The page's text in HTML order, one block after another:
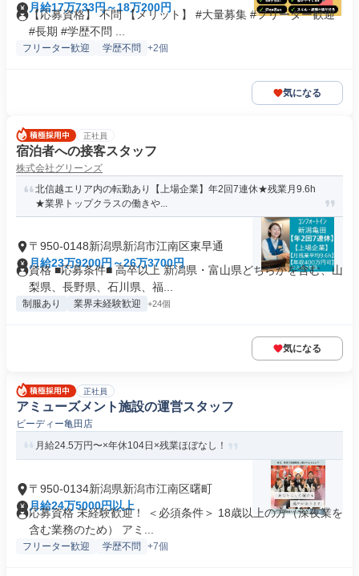
月給17万733円～18万200円
【応募資格】 不問 【メリット】 #大量募集 #フリーター歓迎
#長期 #学歴不問 ...
フリーター歓迎 学歴不問 +2個
気になる
正社員
宿泊者への接客スタッフ
株式会社グリーンズ
北信越エリア内の転勤あり【上場企業】年2回7連休★残業月9.6h
★業界トップクラスの働きや...
〒950-0148新潟県新潟市江南区東早通
月給23万9200円～26万3700円
資格 ■応募条件■ 高卒以上 新潟県・富山県どちらかを含む、山
梨県、長野県、石川県、福...
制服あり 業界未経験歓迎 +24個
気になる
正社員
アミューズメント施設の運営スタッフ
ビーディー亀田店
月給24.5万円〜×年休104日×残業ほぼなし！
〒950-0134新潟県新潟市江南区曙町
月給24万5000円以上
応募資格 未経験歓迎！ ＜必須条件＞ 18歳以上の方（深夜業を
含む業務のため） アミ...
フリーター歓迎 学歴不問 +7個